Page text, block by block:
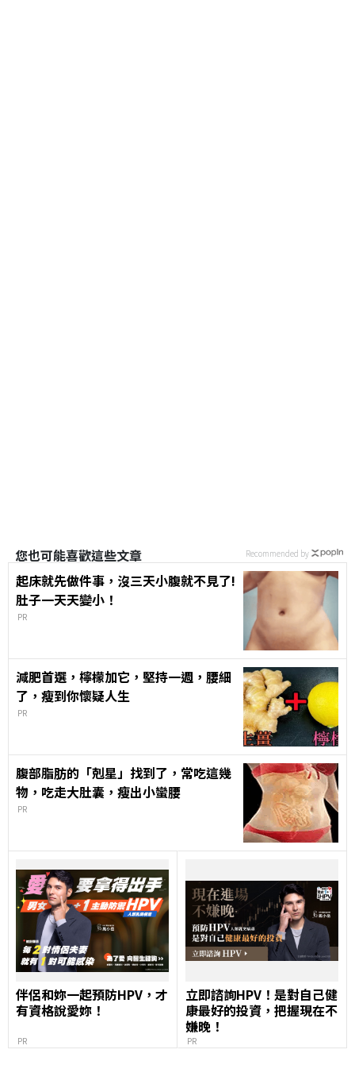
您也可能喜歡這些文章
起床就先做件事，沒三天小腹就不見了!
肚子一天天變小！
PR
減肥首選，檸檬加它，堅持一週，腰細
了，瘦到你懷疑人生
PR
腹部脂肪的「剋星」找到了，常吃這幾
物，吃走大肚囊，瘦出小蠻腰
PR
伴侶和妳一起預防HPV，才
有資格說愛妳！
PR
立即諮詢HPV！是對自己健
康最好的投資，把握現在不
嫌晚！
PR
Recommended by